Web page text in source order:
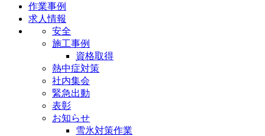
作業事例
求人情報
安全
施工事例
資格取得
熱中症対策
社内集会
緊急出動
表彰
お知らせ
雪氷対策作業